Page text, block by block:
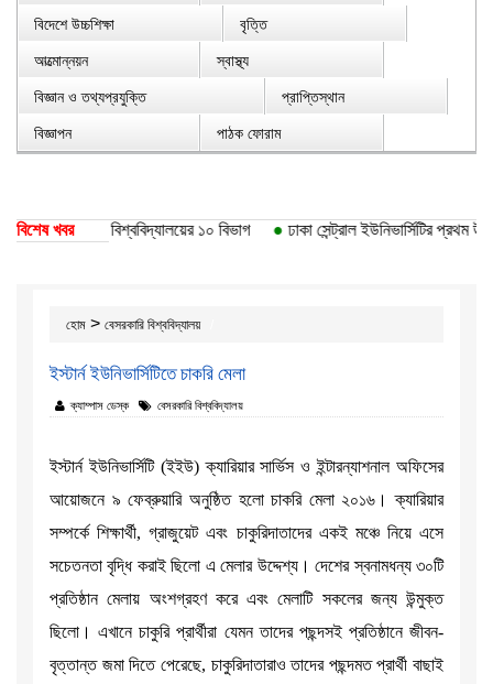
বিদেশে উচ্চশিক্ষা
বৃত্তি
আত্মোন্নয়ন
স্বাস্থ্য
বিজ্ঞান ও তথ্যপ্রযুক্তি
প্রাপ্তিস্থান
বিজ্ঞাপন
পাঠক ফোরাম
বিশেষ খবর
পেয়েছে ঢাকা বিশ্ববিদ্যালয়ের ১০ বিভাগ ঢাকা সেন্ট্রাল ইউনিভার্সিটির প্রথম
হোম > বেসরকারি বিশ্ববিদ্যালয়
ইস্টার্ন ইউনিভার্সিটিতে চাকরি মেলা
ক্যাম্পাস ডেস্ক বেসরকারি বিশ্ববিদ্যালয়
ইস্টার্ন ইউনিভার্সিটি (ইইউ) ক্যারিয়ার সার্ভিস ও ইন্টারন্যাশনাল অফিসের
আয়োজনে ৯ ফেব্রুয়ারি অনুষ্ঠিত হলো চাকরি মেলা ২০১৬। ক্যারিয়ার
সম্পর্কে শিক্ষার্থী, গ্রাজুয়েট এবং চাকুরিদাতাদের একই মঞ্চে নিয়ে এসে
সচেতনতা বৃদ্ধি করাই ছিলো এ মেলার উদ্দেশ্য। দেশের স্বনামধন্য ৩০টি
প্রতিষ্ঠান মেলায় অংশগ্রহণ করে এবং মেলাটি সকলের জন্য উন্মুক্ত
ছিলো। এখানে চাকুরি প্রার্থীরা যেমন তাদের পছন্দসই প্রতিষ্ঠানে জীবন-
বৃত্তান্ত জমা দিতে পেরেছে, চাকুরিদাতারাও তাদের পছন্দমত প্রার্থী বাছাই